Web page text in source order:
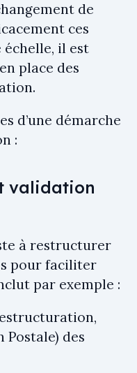
de
ces
il est
place des
d’une démarche
:
validation
à restructurer
pour faciliter
par exemple :
des